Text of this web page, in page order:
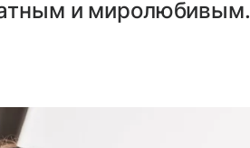
и миролюбивым.